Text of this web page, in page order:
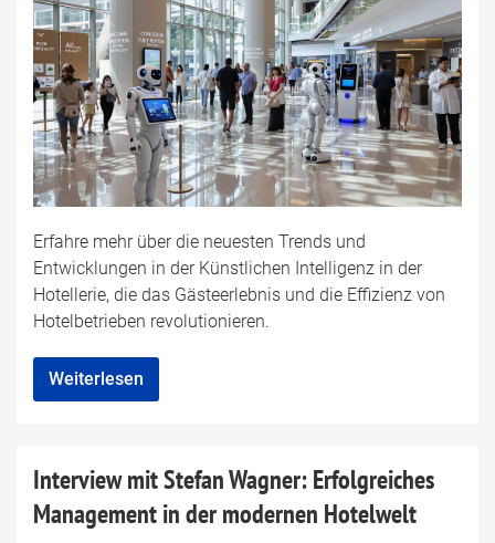
Erfahre mehr über die neuesten Trends und
Entwicklungen in der Künstlichen Intelligenz in der
Hotellerie, die das Gästeerlebnis und die Effizienz von
Hotelbetrieben revolutionieren.
Weiterlesen
Interview mit Stefan Wagner: Erfolgreiches
Management in der modernen Hotelwelt